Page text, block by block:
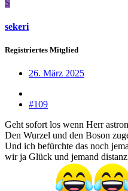
S
sekeri
Registriertes Mitglied
26. März 2025
#109
Geht sofort los wenn Herr
Den Wurzel und den Boson
Und ich befürchte das noch
wir ja Glück und jemand